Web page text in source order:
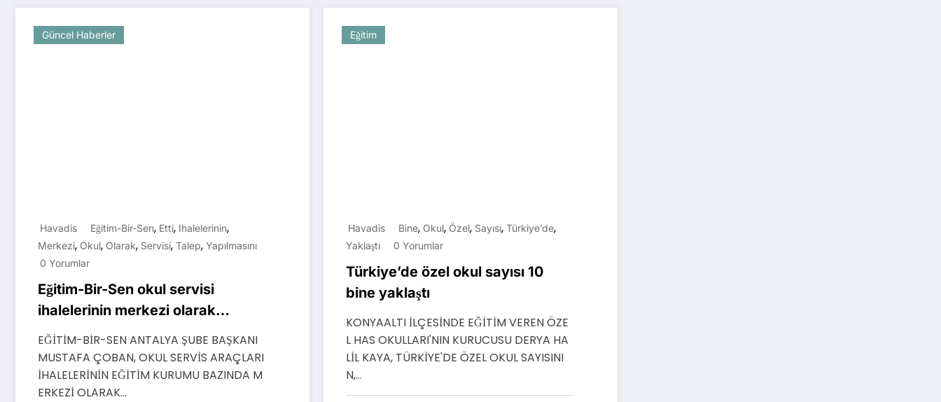
Güncel Haberler
Havadis Eğitim-Bir-Sen, Etti, Ihalelerinin,
Merkezi, Okul, Olarak, Servisi, Talep, Yapılmasını
0 Yorumlar
Eğitim-Bir-Sen okul servisi
ihalelerinin merkezi olarak
yapılmasını talep etti
EĞİTİM-BİR-SEN ANTALYA ŞUBE BAŞKANI
MUSTAFA ÇOBAN, OKUL SERVİS ARAÇLARI
İHALELERİNİN EĞİTİM KURUMU BAZINDA M
ERKEZİ OLARAK…
Eğitim
Havadis Bine, Okul, Özel, Sayısı, Türkiye’de,
Yaklaştı 0 Yorumlar
Türkiye’de özel okul sayısı 10
bine yaklaştı
KONYAALTI İLÇESİNDE EĞİTİM VEREN ÖZE
L HAS OKULLARI'NIN KURUCUSU DERYA HA
LİL KAYA, TÜRKİYE'DE ÖZEL OKUL SAYISINI
N,…